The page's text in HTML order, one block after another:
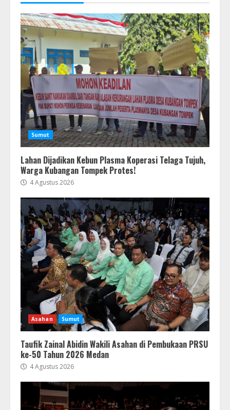
Sumut
Lahan Dijadikan Kebun Plasma Koperasi Telaga Tujuh,
Warga Kubangan Tompek Protes!
4 Agustus 2026
Asahan Sumut
Taufik Zainal Abidin Wakili Asahan di Pembukaan PRSU
ke-50 Tahun 2026 Medan
4 Agustus 2026